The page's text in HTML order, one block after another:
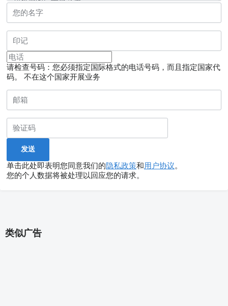
请检查号码：您必须指定国际格式的电话号码，而且指定国家代
码。
不在这个国家开展业务
单击此处即表明您同意我们的隐私政策和用户协议。
您的个人数据将被处理以回应您的请求。
类似广告